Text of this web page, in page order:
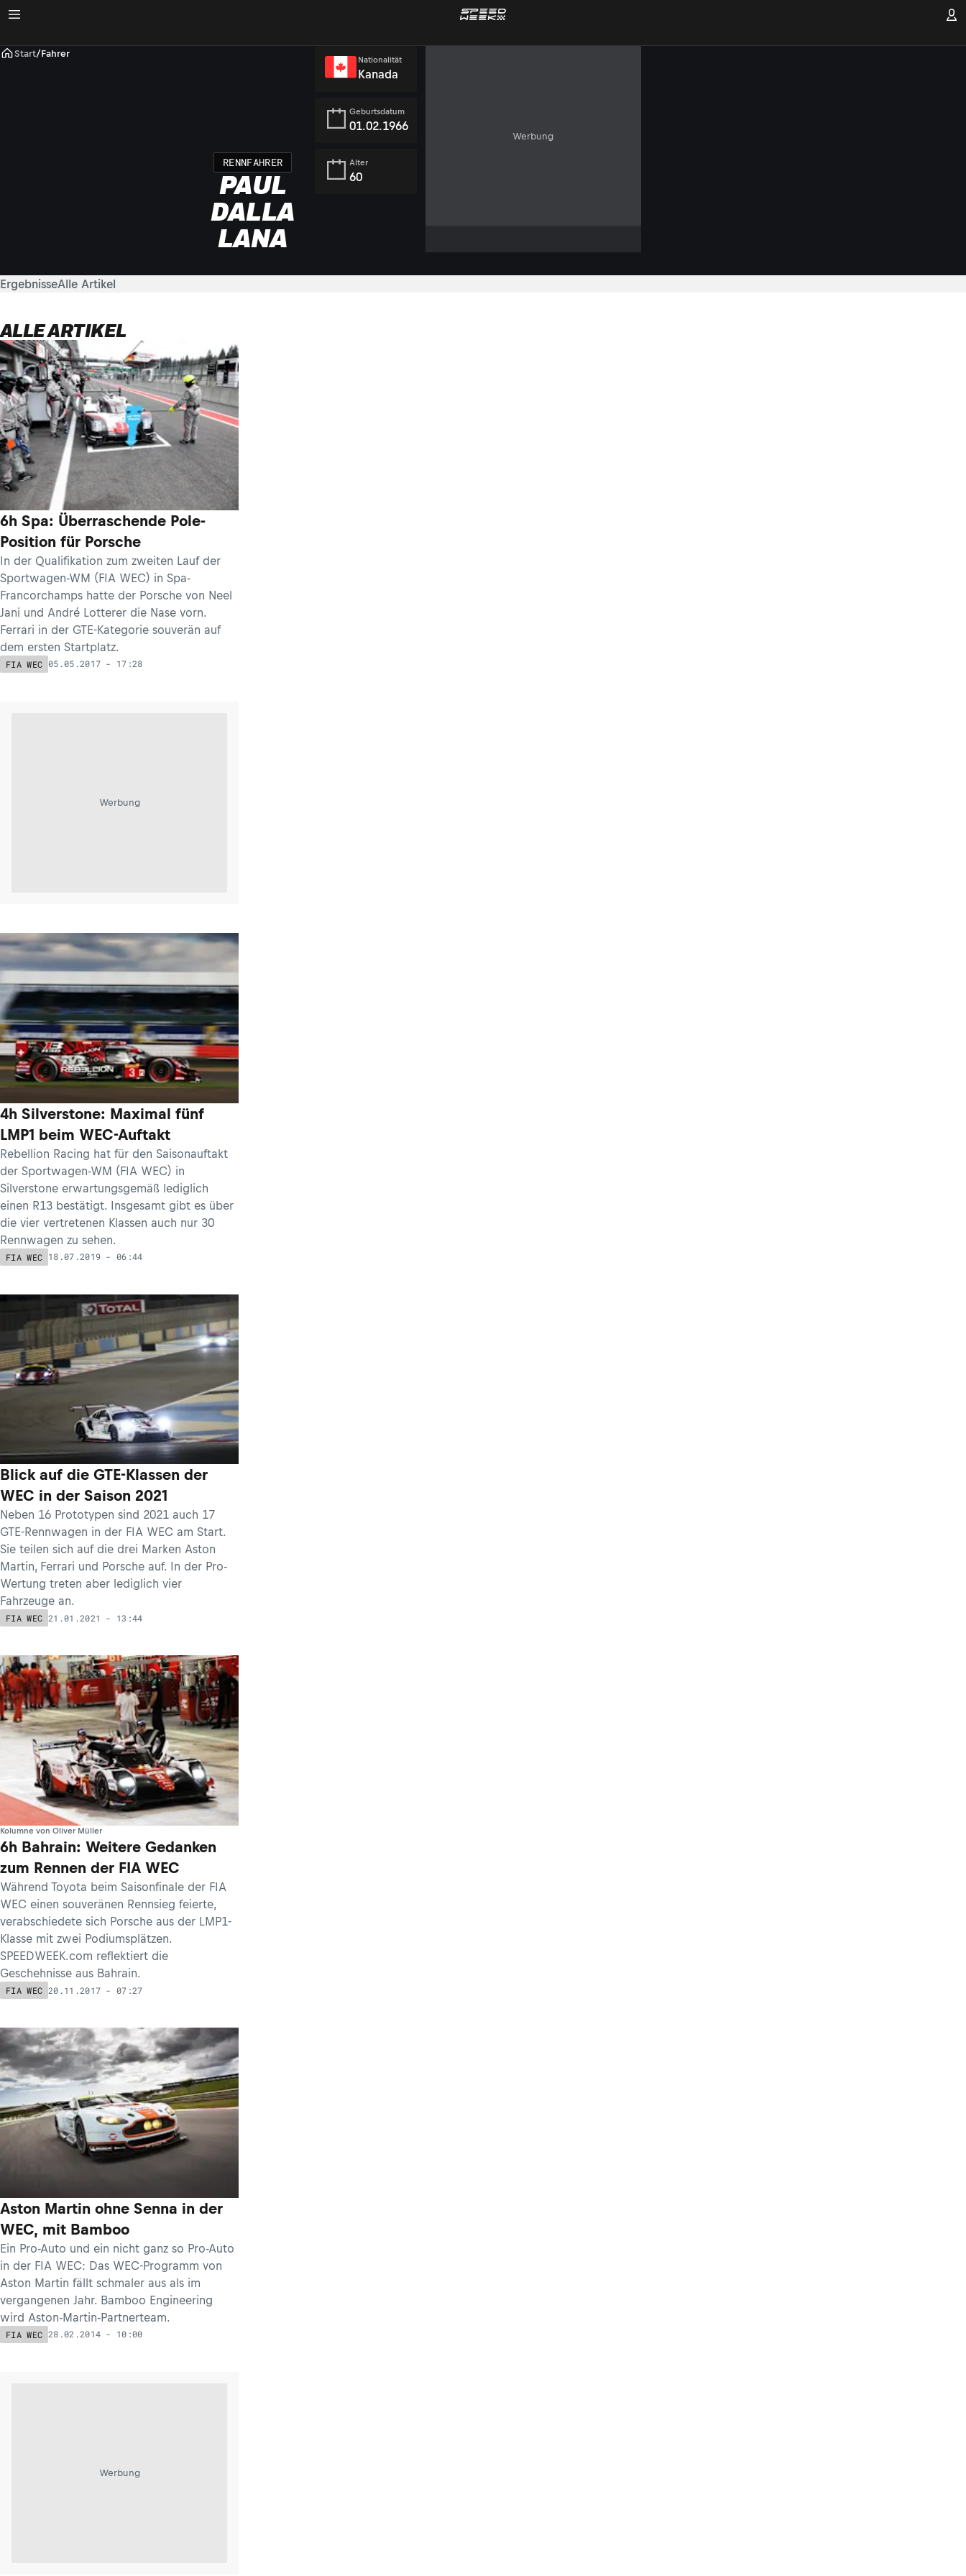
Start/Fahrer
RENNFAHRER
PAUL
DALLA
LANA
Nationalität
Kanada
Geburtsdatum
01.02.1966
Alter
60
Werbung
ErgebnisseAlle Artikel
ALLE ARTIKEL
6h Spa: Überraschende Pole-
Position für Porsche
In der Qualifikation zum zweiten Lauf der
Sportwagen-WM (FIA WEC) in Spa-
Francorchamps hatte der Porsche von Neel
Jani und André Lotterer die Nase vorn.
Ferrari in der GTE-Kategorie souverän auf
dem ersten Startplatz.
FIA WEC 05.05.2017 - 17:28
Werbung
4h Silverstone: Maximal fünf
LMP1 beim WEC-Auftakt
Rebellion Racing hat für den Saisonauftakt
der Sportwagen-WM (FIA WEC) in
Silverstone erwartungsgemäß lediglich
einen R13 bestätigt. Insgesamt gibt es über
die vier vertretenen Klassen auch nur 30
Rennwagen zu sehen.
FIA WEC 18.07.2019 - 06:44
Blick auf die GTE-Klassen der
WEC in der Saison 2021
Neben 16 Prototypen sind 2021 auch 17
GTE-Rennwagen in der FIA WEC am Start.
Sie teilen sich auf die drei Marken Aston
Martin, Ferrari und Porsche auf. In der Pro-
Wertung treten aber lediglich vier
Fahrzeuge an.
FIA WEC 21.01.2021 - 13:44
Kolumne von Oliver Müller
6h Bahrain: Weitere Gedanken
zum Rennen der FIA WEC
Während Toyota beim Saisonfinale der FIA
WEC einen souveränen Rennsieg feierte,
verabschiedete sich Porsche aus der LMP1-
Klasse mit zwei Podiumsplätzen.
SPEEDWEEK.com reflektiert die
Geschehnisse aus Bahrain.
FIA WEC 20.11.2017 - 07:27
Aston Martin ohne Senna in der
WEC, mit Bamboo
Ein Pro-Auto und ein nicht ganz so Pro-Auto
in der FIA WEC: Das WEC-Programm von
Aston Martin fällt schmaler aus als im
vergangenen Jahr. Bamboo Engineering
wird Aston-Martin-Partnerteam.
FIA WEC 28.02.2014 - 10:00
Werbung